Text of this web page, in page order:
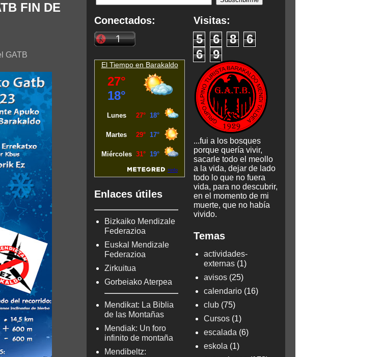
FIN DE
GATB
Conectados:
El Tiempo en Barakaldo
Enlaces útiles
Bizkaiko Mendizale
Federazioa
Euskal Mendizale
Federazioa
Zirkuitua
Gorbeiako Aterpea
Mendikat: La Biblia
de las Montañas
Mendiak: Un foro
infinito de montaña
Mendibeltz:
Visitas:
5 6 8
6
6
9
...fui a los bosques
porque quería vivir,
sacarle todo el meollo
a la vida, dejar de lado
todo lo que no fuera
vida, para no descubrir,
en el momento de mi
muerte, que no había
vivido.
Temas
actividades-
externas (1)
avisos (25)
calendario (16)
club (75)
Cursos (1)
escalada (6)
eskola (1)